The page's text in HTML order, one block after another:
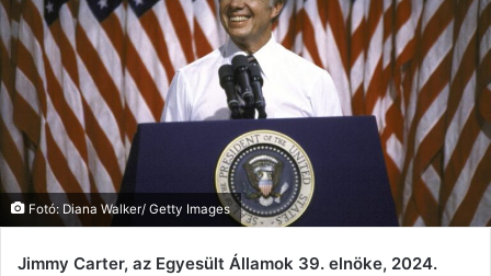
Fotó: Diana Walker/ Getty Images
Jimmy Carter, az Egyesült Államok 39. elnöke, 2024.